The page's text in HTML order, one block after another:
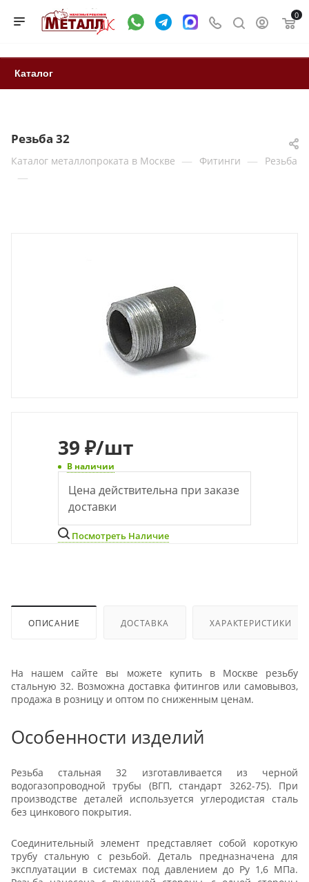
0
Каталог
Резьба 32
Каталог металлопроката в Москве — Фитинги — Резьба
—
39 ₽/шт
В наличии
Цена действительна при заказе
доставки
Посмотреть Наличие
ОПИСАНИЕ ДОСТАВКА ХАРАКТЕРИСТИКИ
На нашем сайте вы можете купить в Москве резьбу
стальную 32. Возможна доставка фитингов или самовывоз,
продажа в розницу и оптом по сниженным ценам.
Особенности изделий
Резьба стальная 32 изготавливается из черной
водогазопроводной трубы (ВГП, стандарт 3262-75). При
производстве деталей используется углеродистая сталь
без цинкового покрытия.
Соединительный элемент представляет собой короткую
трубу стальную с резьбой. Деталь предназначена для
эксплуатации в системах под давлением до Ру 1,6 МПа.